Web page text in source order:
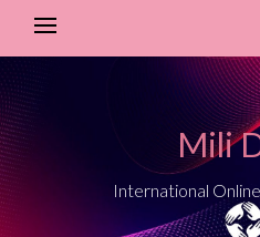
Mili
International